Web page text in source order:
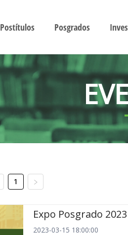
Postítulos Posgrados
1
Expo Posgrado 2023
2023-03-15 18:00:00